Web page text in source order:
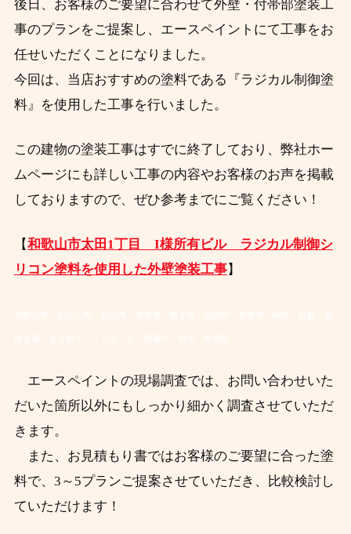
後日、お客様のご要望に合わせて外壁・付帯部塗装工
事のプランをご提案し、エースペイントにて工事をお
任せいただくことになりました。
今回は、当店おすすめの塗料である『ラジカル制御塗
料』を使用した工事を行いました。
この建物の塗装工事はすでに終了しており、弊社ホー
ムページにも詳しい工事の内容やお客様のお声を掲載
しておりますので、ぜひ参考までにご覧ください！
【和歌山市太田1丁目 I様所有ビル ラジカル制御シ
リコン塗料を使用した外壁塗装工事】
エースペイントの現場調査では、お問い合わせいた
だいた箇所以外にもしっかり細かく調査させていただ
きます。
また、お見積もり書ではお客様のご要望に合った塗
料で、3～5プランご提案させていただき、比較検討し
ていただけます！